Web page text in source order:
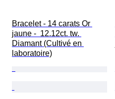
Bracelet - 14 carats Or
jaune -  12.12ct. tw.
Diamant (Cultivé en
laboratoire)